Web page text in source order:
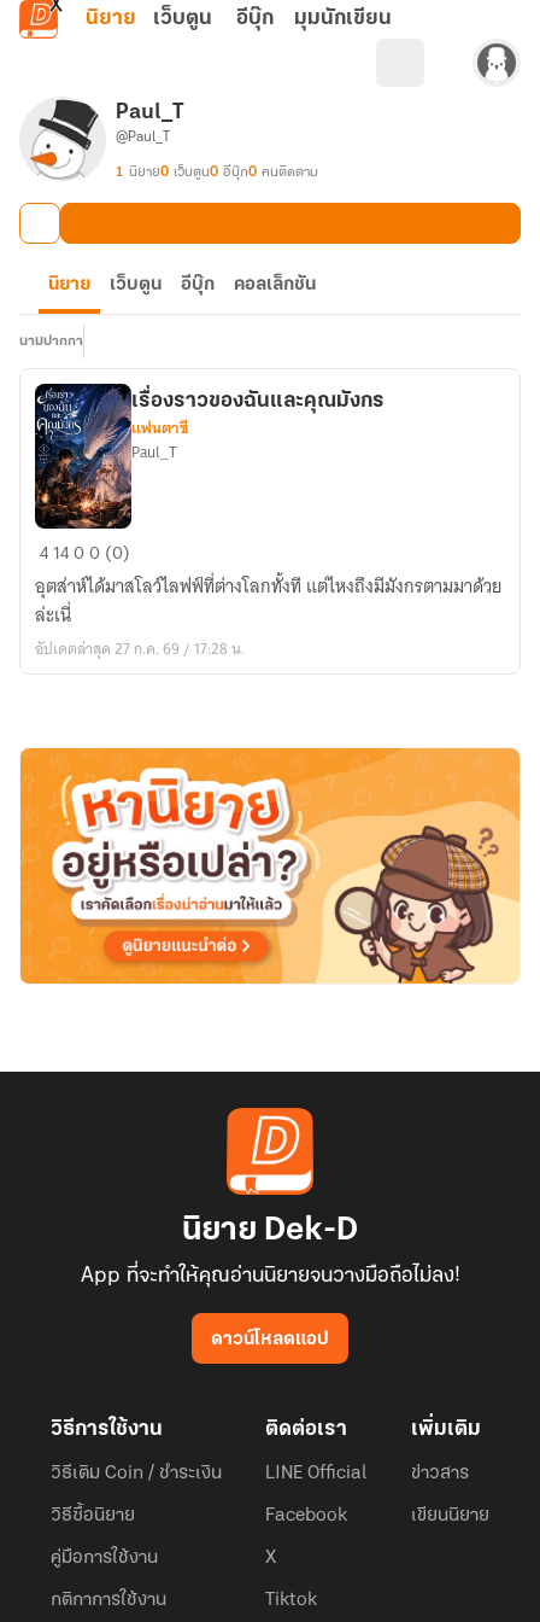
ข้ามไปยังเนื้อหาหลัก
นิยาย เว็บตูน อีบุ๊ก มุมนักเขียน
Paul_T
@Paul_T
1 นิยาย0 เว็บตูน0 อีบุ๊ก0 คนติดตาม
นิยาย เว็บตูน อีบุ๊ก คอลเล็กชัน
นามปากกา
เรื่อง
ราว
ของ
ฉัน
และ
เรื่องราวของฉันและคุณมังกร
แฟนตาซี
Paul_T
41400 (0)
อุตส่าห์ได้มาสโลว์ไลฟฟ์ที่ต่างโลกทั้งที แต่ไหงถึงมีมังกรตามมาด้วย
ล่ะเนี่
อัปเดตล่าสุด 27 ก.ค. 69 / 17:28 น.
นิยาย Dek-D
App ที่จะทำให้คุณอ่านนิยายจนวางมือถือไม่ลง!
ดาวน์โหลดแอป
วิธีการใช้งาน
วิธีเติม Coin / ชำระเงิน
วิธีซื้อนิยาย
คู่มือการใช้งาน
กติกาการใช้งาน
ติดต่อเรา
LINE Official
Facebook
X
Tiktok
เพิ่มเติม
ข่าวสาร
เขียนนิยาย